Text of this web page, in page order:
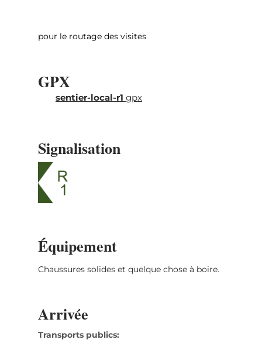
pour le routage des visites
GPX
sentier-local-r1 gpx
Signalisation
Équipement
Chaussures solides et quelque chose à boire.
Arrivée
Transports publics: